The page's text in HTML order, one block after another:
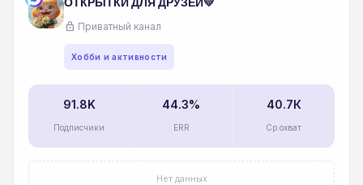
ОТКРЫТКИ ДЛЯ ДРУЗЕЙ💛
lock Приватный канал
Хобби и активности
91.8K
Подписчики
44.3%
ERR
40.7К
Ср.охват
Нет данных